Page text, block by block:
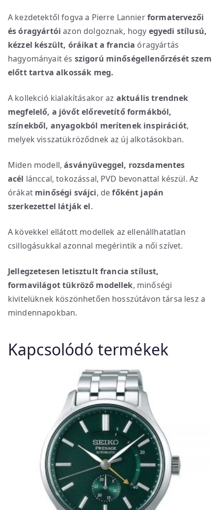
A kezdetektől fogva a Pierre Lannierformatervezői
és óragyártói azon dolgoznak, hogy egyedi stílusú,
kézzel készült, óráikata francia óragyártás
hagyományait és szigorú minőségellenőrzését szem
előtt tartva alkossák meg.
A kollekció kialakításakor az aktuális trendnek
megfelelő, a jövőt előrevetítő formákból,
színekből, anyagokból merítenek inspirációt,
melyek visszatükröződnek az új alkotásokban.
Miden modell,ásványüveggel, rozsdamentes
acél lánccal, tokozással, PVD bevonattal készül. Az
órákat minőségi svájci, defőként japán
szerkezettel látják el.
A kövekkel ellátott modellek az ellenállhatatlan
csillogásukkal azonnal megérintik a női szívet.
Jellegzetesen letisztult francia stílust,
formavilágot tükröző modellek, minőségi
kivitelüknek köszönhetően hosszútávon társa lesz a
mindennapokban.
Kapcsolódó termékek